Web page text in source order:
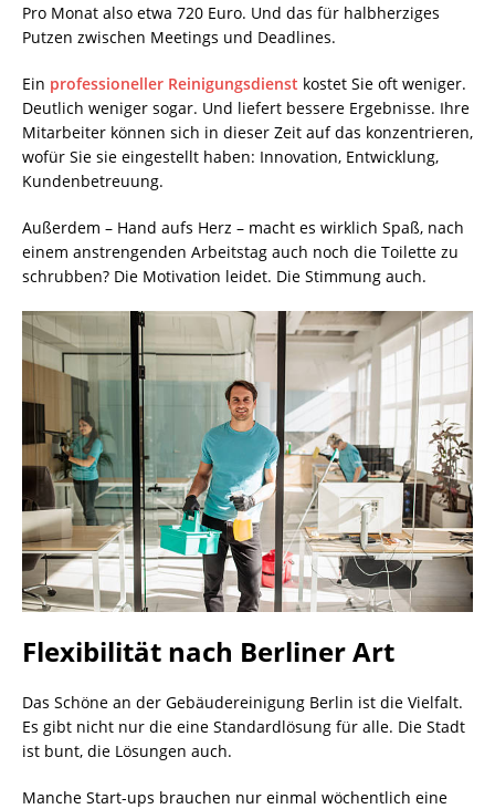
Pro Monat also etwa 720 Euro. Und das für halbherziges
Putzen zwischen Meetings und Deadlines.
Ein professioneller Reinigungsdienst kostet Sie oft weniger.
Deutlich weniger sogar. Und liefert bessere Ergebnisse. Ihre
Mitarbeiter können sich in dieser Zeit auf das konzentrieren,
wofür Sie sie eingestellt haben: Innovation, Entwicklung,
Kundenbetreuung.
Außerdem – Hand aufs Herz – macht es wirklich Spaß, nach
einem anstrengenden Arbeitstag auch noch die Toilette zu
schrubben? Die Motivation leidet. Die Stimmung auch.
Flexibilität nach Berliner Art
Das Schöne an der Gebäudereinigung Berlin ist die Vielfalt.
Es gibt nicht nur die eine Standardlösung für alle. Die Stadt
ist bunt, die Lösungen auch.
Manche Start-ups brauchen nur einmal wöchentlich eine